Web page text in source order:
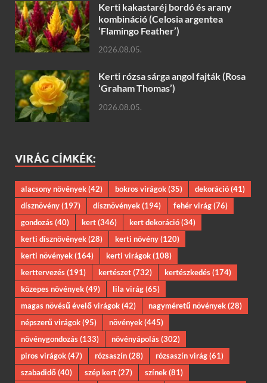
Kerti kakastaréj bordó és arany
kombináció (Celosia argentea
‘Flamingo Feather’)
2026.08.05.
Kerti rózsa sárga angol fajták (Rosa
‘Graham Thomas’)
2026.08.05.
VIRÁG CÍMKÉK:
alacsony növények(42) bokros virágok(35) dekoráció(41)
dísznövény(197) dísznövények(194) fehér virág(76)
gondozás(40) kert(346) kert dekoráció(34)
kerti dísznövények(28) kerti növény(120)
kerti növények(164) kerti virágok(108)
kerttervezés(191) kertészet(732) kertészkedés(174)
közepes növények(49) lila virág(65)
magas növésű évelő virágok(42) nagyméretű növények(28)
népszerű virágok(95) növények(445)
növénygondozás(133) növényápolás(302)
piros virágok(47) rózsaszín(28) rózsaszín virág(61)
szabadidő(40) szép kert(27) színek(81)